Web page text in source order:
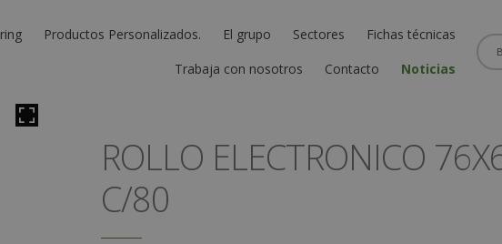
Productos Personalizados. El grupo Sectores
Fichas técnicas
Trabaja con nosotros
Contacto Noticias
ROLLO ELECTRONICO
C/80